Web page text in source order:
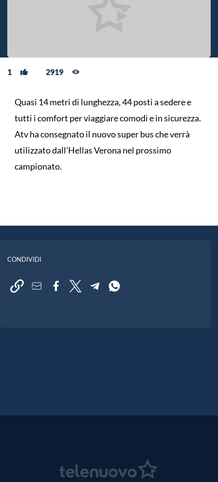
1 2919
Quasi 14 metri di lunghezza, 44 posti a sedere e
tutti i comfort per viaggiare comodi e in sicurezza.
Atv ha consegnato il nuovo super bus che verrà
utilizzato dall’Hellas Verona nel prossimo
campionato.
CONDIVIDI